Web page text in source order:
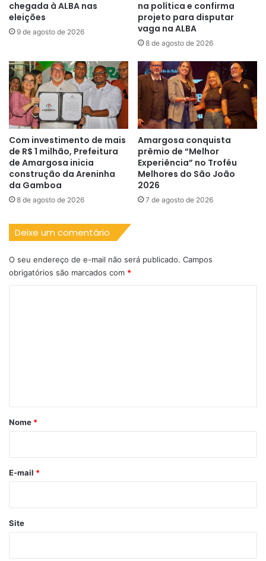
chegada à ALBA nas
eleições
9 de agosto de 2026
na política e confirma
projeto para disputar
vaga na ALBA
8 de agosto de 2026
Com investimento de mais
de R$ 1 milhão, Prefeitura
de Amargosa inicia
construção da Areninha
da Gamboa
8 de agosto de 2026
Amargosa conquista
prêmio de “Melhor
Experiência” no Troféu
Melhores do São João
2026
7 de agosto de 2026
Deixe um comentário
O seu endereço de e-mail não será publicado. Campos
obrigatórios são marcados com *
r
*
Nome *
E-mail *
Site